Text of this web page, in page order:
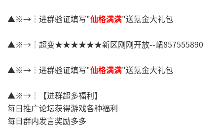
▲※→┆进群验证填写"仙格满满"送氪金大礼包
▲※→┆超变★★★★★★新区刚刚开放--峮857555890
▲※→┆进群验证填写"仙格满满"送氪金大礼包
▲※→┆【进群超多福利】
每日推广论坛获得游戏各种福利
每日群内发言奖励多多